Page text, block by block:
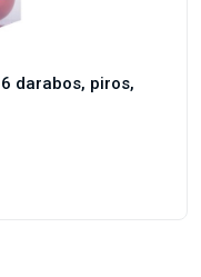
darabos, piros,